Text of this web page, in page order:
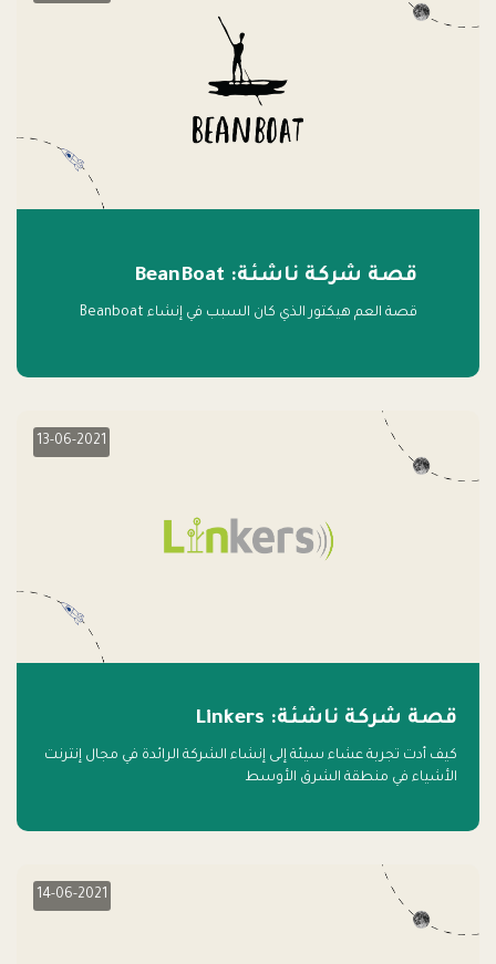
قصة شركة ناشئة: BeanBoat
قصة العم هيكتور الذي كان السبب في إنشاء Beanboat
13-06-2021
قصة شركة ناشئة: Linkers
كيف أدت تجربة عشاء سيئة إلى إنشاء الشركة الرائدة في مجال إنترنت
الأشياء في منطقة الشرق الأوسط
14-06-2021